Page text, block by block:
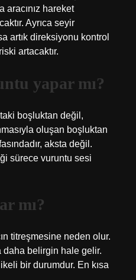
aracınız hareket
Ayrıca seyir
artık direksiyonu kontrol
artacaktır.
yapar mı?
boşluktan değil,
oluşan boşluktan
aksta değil.
sürece vuruntu sesi
mı?
titreşmesine neden olur.
daha belirgin hale gelir.
bir durumdur. En kısa